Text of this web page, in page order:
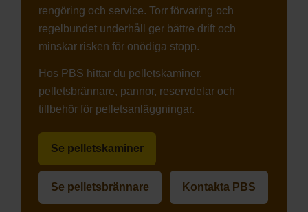
rengöring och service. Torr förvaring och
regelbundet underhåll ger bättre drift och
minskar risken för onödiga stopp.
Hos PBS hittar du pelletskaminer,
pelletsbrännare, pannor, reservdelar och
tillbehör för pelletsanläggningar.
Se pelletskaminer
Se pelletsbrännare Kontakta PBS